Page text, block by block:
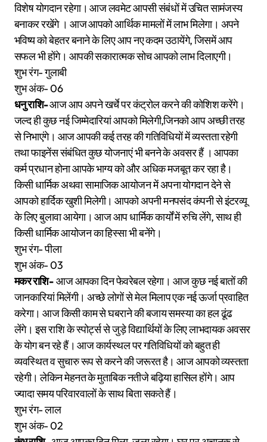
विशेष योगदान रहेगा। आज लवमेट आपसी संबंधों में उचित सामंजस्य
बनाकर रखेंगे । आज आपको आर्थिक मामलों में लाभ मिलेगा। अपने
भविष्य को बेहतर बनाने के लिए आप नए कदम उठायेंगे, जिसमें आप
सफल भी होंगे। आपकी सकारात्मक सोच आपको लाभ दिलाएगी।
शुभ रंग- गुलाबी
शुभ अंक- 06
धनु राशि-आज आप अपने खर्चे पर कंट्रोल करने की कोशिश करेंगे।
जल्द ही कुछ नई जिम्मेदारियां आपको मिलेगी,जिनको आप अच्छी तरह
से निभाएंगे। आज आपकी कई तरह की गतिविधियों में व्यस्तता रहेगी
तथा फाइनेंस संबंधित कुछ योजनाएं भी बनने के अवसर हैं । आपका
कर्म प्रधान होना आपके भाग्य को और अधिक मजबूत कर रहा है।
किसी धार्मिक अथवा सामाजिक आयोजन में अपना योगदान देने से
आपको हार्दिक खुशी मिलेगी। आपको अपनी मनपसंद कंपनी से इंटरव्यू
के लिए बुलावा आयेगा। आज आप धार्मिक कार्यों में रुचि लेंगे, साथ ही
किसी धार्मिक आयोजन का हिस्सा भी बनेंगे।
शुभ रंग- पीला
शुभ अंक- 03
मकर राशि-आज आपका दिन फेवरेबल रहेगा। आज कुछ नई बातों की
जानकारियां मिलेंगी। अच्छे लोगों से मेल मिलाप एक नई ऊर्जा प्रवाहित
करेगा। आज किसी काम से घबराने की बजाय समस्या का हल ढूंढ
लेंगे। इस राशि के स्पोर्ट्स से जुड़े विद्यार्थियों के लिए लाभदायक अवसर
के योग बन रहे हैं। आज कार्यस्थल पर गतिविधियों को बहुत ही
व्यवस्थित व सुचारु रूप से करने की जरूरत है। आज आपको व्यस्तता
रहेगी। लेकिन मेहनत के मुताबिक नतीजे बढ़िया हासिल होंगे। आप
ज्यादा समय परिवारवालों के साथ बिता सकते हैं।
शुभ रंग- लाल
शुभ अंक- 02